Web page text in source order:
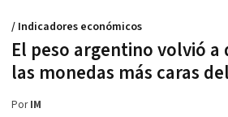
El peso argentino volvió
las monedas más caras
/ Indicadores económicos
PorIM